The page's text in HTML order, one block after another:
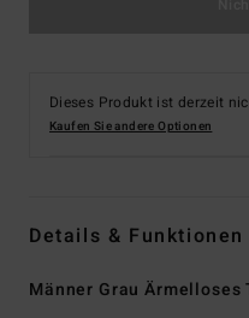
Dieses Produkt ist derzeit
Kaufen Sie andere Optionen
Details & Funktionen
Männer Grau Ärmelloses